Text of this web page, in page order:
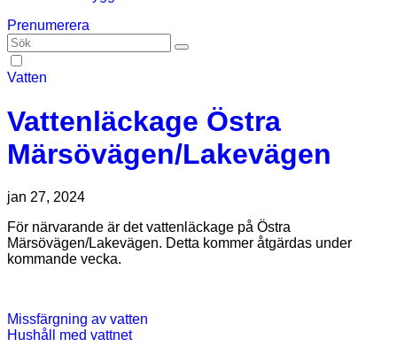
Prenumerera
Vatten
Vattenläckage Östra
Märsövägen/Lakevägen
jan 27, 2024
För närvarande är det vattenläckage på Östra
Märsövägen/Lakevägen. Detta kommer åtgärdas under
kommande vecka.
Inläggsnavigering
Missfärgning av vatten
Hushåll med vattnet